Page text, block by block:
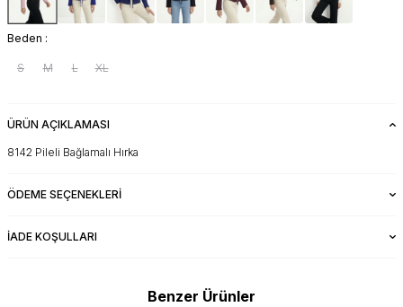
Beden :
S M L XL
ÜRÜN AÇIKLAMASI
8142 Pileli Bağlamalı Hırka
ÖDEME SEÇENEKLERI
İADE KOŞULLARI
Benzer Ürünler